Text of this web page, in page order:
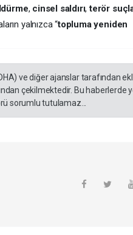
, cinsel saldırı,terör
yalnızca “topluma yeniden
ve diğer ajanslar tarafından
çekilmektedir. Bu haberlerde
sorumlu tutulamaz...